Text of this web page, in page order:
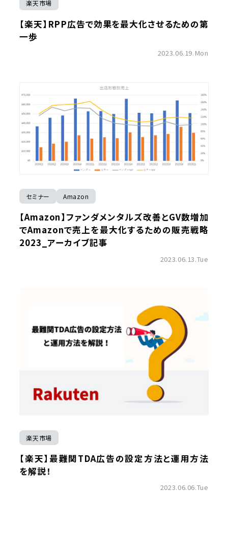
楽天市場
【楽天】RPP広告で効果を最大化させるための第
一歩
2023.06.19.Mon
セミナー Amazon
【Amazon】ファンダメンタルズ改善とGV数増加
でAmazonで売上を最大化するための販売戦略
2023_アーカイブ記事
2023.06.13.Tue
楽天市場
【楽天】最難関TDA広告の設定方法と運用方法
を解説！
2023.06.06.Tue